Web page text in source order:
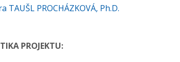
TAUŠL PROCHÁZKOVÁ, Ph.D.
PROJEKTU: